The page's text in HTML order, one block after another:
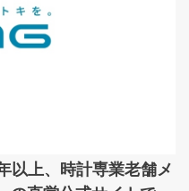
以上、時計専業老舗メ